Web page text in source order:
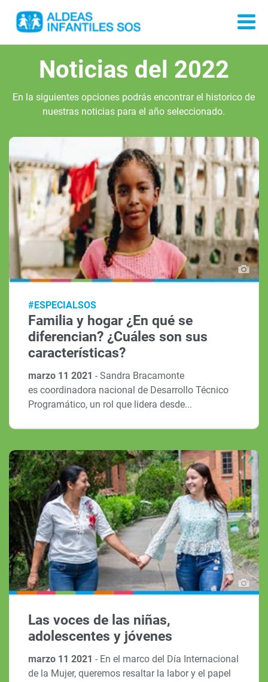
Noticias del 2022
En la siguientes opciones podrás encontrar el historico de
nuestras noticias para el año seleccionado.
#ESPECIALSOS
Familia y hogar ¿En qué se
diferencian? ¿Cuáles son sus
características?
marzo 11 2021-Sandra Bracamonte
es coordinadora nacional de Desarrollo Técnico
Programático, un rol que lidera desde...
Las voces de las niñas,
adolescentes y jóvenes
marzo 11 2021- En el marco del Día Internacional
de la Mujer, queremos resaltar la labor y el papel